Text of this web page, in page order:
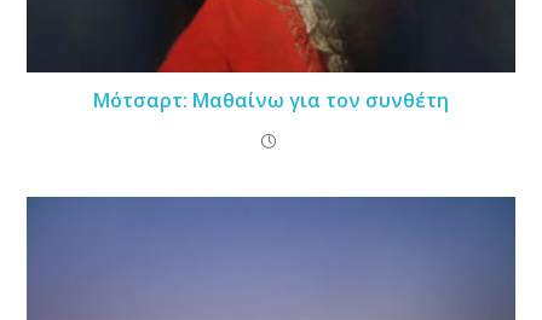
Μότσαρτ: Μαθαίνω για τον συνθέτη